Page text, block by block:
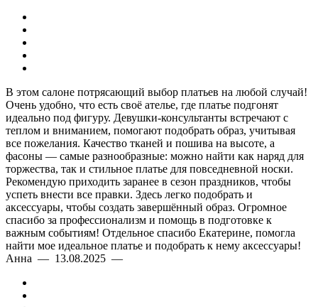
В этом салоне потрясающий выбор платьев на любой случай!
Очень удобно, что есть своё ателье, где платье подгонят
идеально под фигуру. Девушки-консультанты встречают с
теплом и вниманием, помогают подобрать образ, учитывая
все пожелания. Качество тканей и пошива на высоте, а
фасоны — самые разнообразные: можно найти как наряд для
торжества, так и стильное платье для повседневной носки.
Рекомендую приходить заранее в сезон праздников, чтобы
успеть внести все правки. Здесь легко подобрать и
аксессуары, чтобы создать завершённый образ. Огромное
спасибо за профессионализм и помощь в подготовке к
важным событиям! Отдельное спасибо Екатерине, помогла
найти мое идеальное платье и подобрать к нему аксессуары!
Анна — 13.08.2025 —